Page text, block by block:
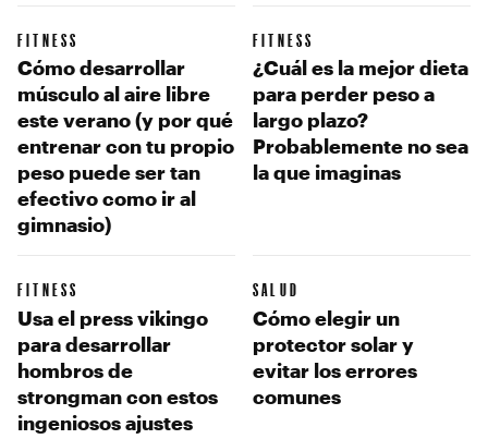
FITNESS
Cómo desarrollar
músculo al aire libre
este verano (y por qué
entrenar con tu propio
peso puede ser tan
efectivo como ir al
gimnasio)
FITNESS
¿Cuál es la mejor dieta
para perder peso a
largo plazo?
Probablemente no sea
la que imaginas
FITNESS
Usa el press vikingo
para desarrollar
hombros de
strongman con estos
ingeniosos ajustes
SALUD
Cómo elegir un
protector solar y
evitar los errores
comunes